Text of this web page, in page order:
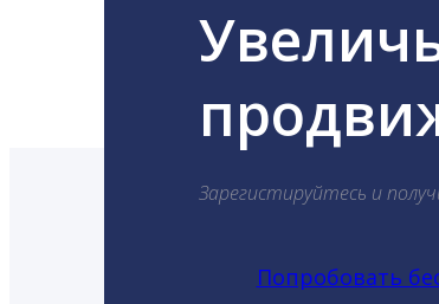
Зарегистируйтесь и
Попробовать